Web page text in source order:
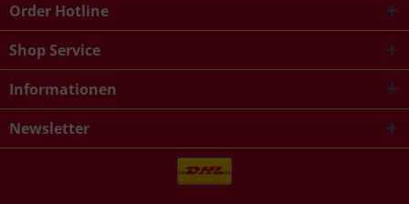
Order Hotline
Shop Service
Informationen
Newsletter